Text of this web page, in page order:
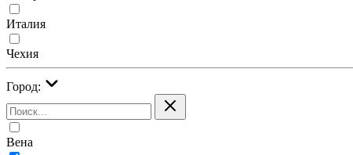
Италия
Чехия
Город:
Вена